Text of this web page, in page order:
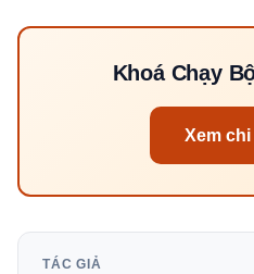
Khoá Chạy
Xem
TÁC GIẢ